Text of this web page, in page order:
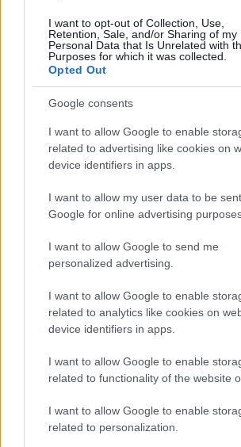
I want to opt-out of Collection, Use,
Retention, Sale, and/or Sharing of my
Personal Data that Is Unrelated with
Purposes for which it was collected.
Opted Out
Google consents
I want to allow Google to enable
related to advertising like cookies on
device identifiers in apps.
I want to allow my user data to be
Google for online advertising
I want to allow Google to send me
personalized advertising.
I want to allow Google to enable
related to analytics like cookies on
device identifiers in apps.
I want to allow Google to enable
related to functionality of the website
I want to allow Google to enable
related to personalization.
Hogyan zajlott a felkészülés, az
táncosokkal?
BM:Fantasztikus látni, milyen sok
egyszersmind különbség is van a zene
között. A táncosok felkészülése sokkal
mienk, zongoristáké, talán a
hasonlítani. Mielőtt találkoztak velünk, a
megtanulták a darabot, a mozdulatokat.
találkozás aztán hihetetlenül nagy
bennük és bennünk is, az, hogy élőzene
elő ezeket a műveket szabad ég alatt,
– változatról nem is beszélve.
Egyszer volt alkalmam végignézni a
a nézőtérről. Nem hittem a szememnek,
aki sok hasonló produkcióban vesz
gyakorolni azért elég nehéz.